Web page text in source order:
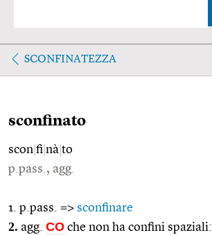
SCONFINATEZZA
sconfinato
scon fi nà to
p.pass., agg.
1. p.pass. => sconfinare
2. agg. CO che non ha confini spaziali: